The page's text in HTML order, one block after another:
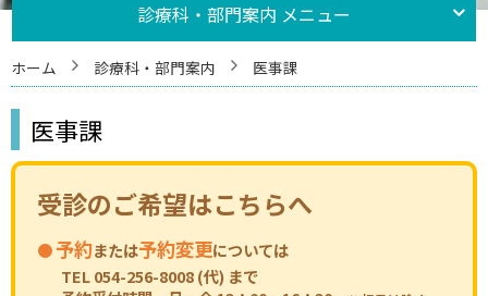
ホーム 診療科・部門案内 医事課
医事課
受診のご希望はこちらへ
予約または予約変更については
TEL 054-256-8008 (代) まで
診療科・部門案内 メニュー